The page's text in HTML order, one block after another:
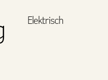
Elektrisch